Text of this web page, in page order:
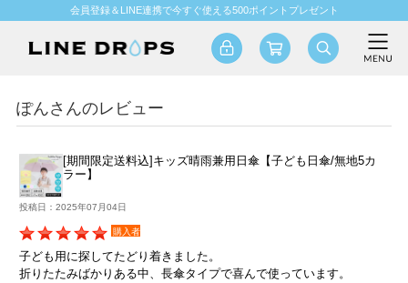
会員登録＆LINE連携で今すぐ使える500ポイントプレゼント
ぽんさんのレビュー
[期間限定送料込]キッズ晴雨兼用日傘【子ども日傘/無地5カ
ラー】
投稿日：2025年07月04日
購入者
子ども用に探してたどり着きました。
折りたたみばかりある中、長傘タイプで喜んで使っています。